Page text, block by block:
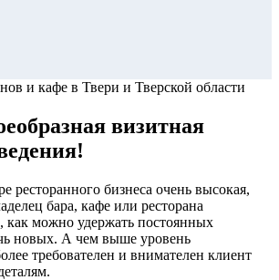
и кафе в Твери и Тверской области
визитная
ресторанного бизнеса очень высокая,
бара, кафе или ресторана
как можно удержать постоянных
новых. А чем выше уровень
требователен и внимателен клиент